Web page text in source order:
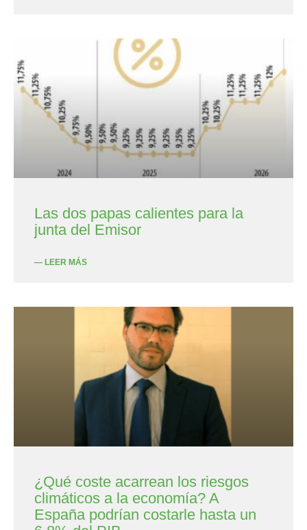
Las dos papas calientes para la
junta del Emisor
— LEER MÁS
¿Qué coste acarrean los riesgos
climáticos a la economía? A
España podrían costarle hasta un